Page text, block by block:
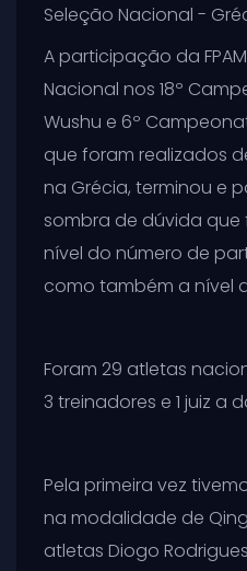
Seleção Nacional -
A participação da
Nacional nos 18º
Wushu e 6º
que foram realizados
na Grécia, terminou e
sombra de dúvida
nível do número de
como também a nível
Foram 29 atletas
3 treinadores e 1 juiz a
Pela primeira vez
na modalidade de
atletas Diogo